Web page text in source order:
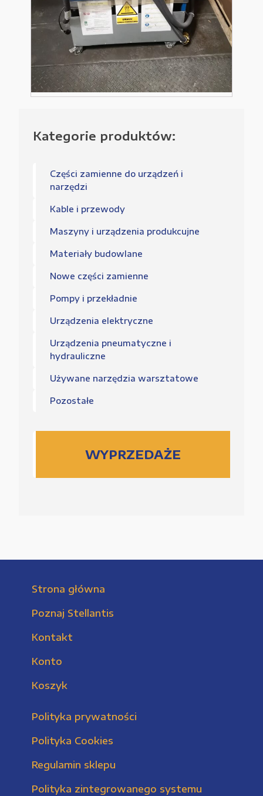
Kategorie produktów:
Części zamienne do urządzeń i
narzędzi
Kable i przewody
Maszyny i urządzenia produkcujne
Materiały budowlane
Nowe części zamienne
Pompy i przekładnie
Urządzenia elektryczne
Urządzenia pneumatyczne i
hydrauliczne
Używane narzędzia warsztatowe
Pozostałe
WYPRZEDAŻE
Strona główna
Poznaj Stellantis
Kontakt
Konto
Koszyk
Polityka prywatności
Polityka Cookies
Regulamin sklepu
Polityka zintegrowanego systemu